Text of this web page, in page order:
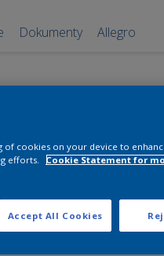
Dokumenty Allegro
korzeń
2.5 l
korzeń kurkumy
of cookies on your device to
efforts.
Cookie Statement for
Accept All Cookies